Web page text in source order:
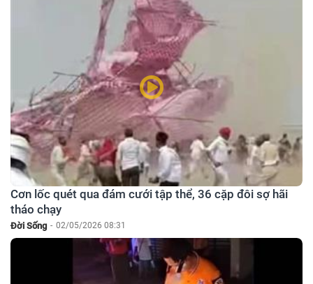
Cơn lốc quét qua đám cưới tập thể, 36 cặp đôi sợ hãi
tháo chạy
Đời Sống - 02/05/2026 08:31